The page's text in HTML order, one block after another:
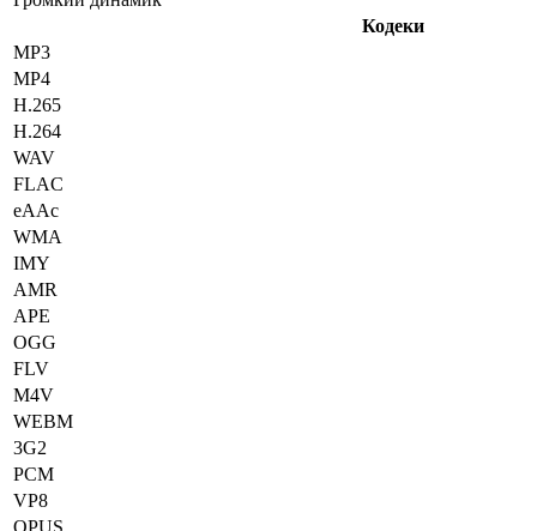
Кодеки
MP3
MP4
H.265
H.264
WAV
FLAC
eAAc
WMA
IMY
AMR
APE
OGG
FLV
M4V
WEBM
3G2
PCM
VP8